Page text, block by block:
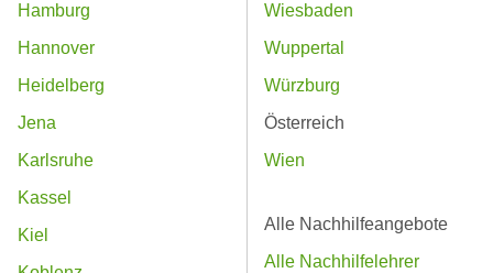
Hamburg
Hannover
Heidelberg
Jena
Karlsruhe
Kassel
Kiel
Wiesbaden
Wuppertal
Würzburg
Österreich
Wien
Alle Nachhilfeangebote
Alle Nachhilfelehrer